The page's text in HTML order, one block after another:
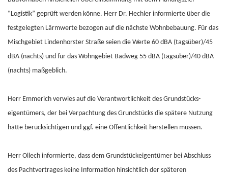
“Logistik” geprüft werden könne. Herr Dr. Hechler informierte über die
festgelegten Lärmwerte bezogen auf die nächste Wohnbebauung. Für das
Mischgebiet Lindenhorster Straße seien die Werte 60 dBA (tagsüber)/45
dBA (nachts) und für das Wohngebiet Badweg 55 dBA (tagsüber)/40 dBA
(nachts) maßgeblich.
Herr Emmerich verwies auf die Verantwortlichkeit des Grundstücks-
eigentümers, der bei Verpachtung des Grundstücks die spätere Nutzung
hätte berücksichtigen und ggf. eine Öffentlichkeit herstellen müssen.
Herr Ollech informierte, dass dem Grundstückeigentümer bei Abschluss
des Pachtvertrages keine Information hinsichtlich der späteren